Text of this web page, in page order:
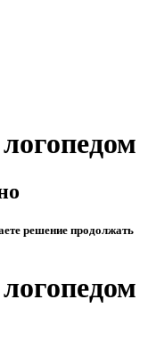
решение продолжать